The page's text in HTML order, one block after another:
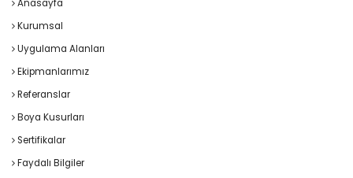
Anasayfa
Kurumsal
Uygulama Alanları
Ekipmanlarımız
Referanslar
Boya Kusurları
Sertifikalar
Faydalı Bilgiler